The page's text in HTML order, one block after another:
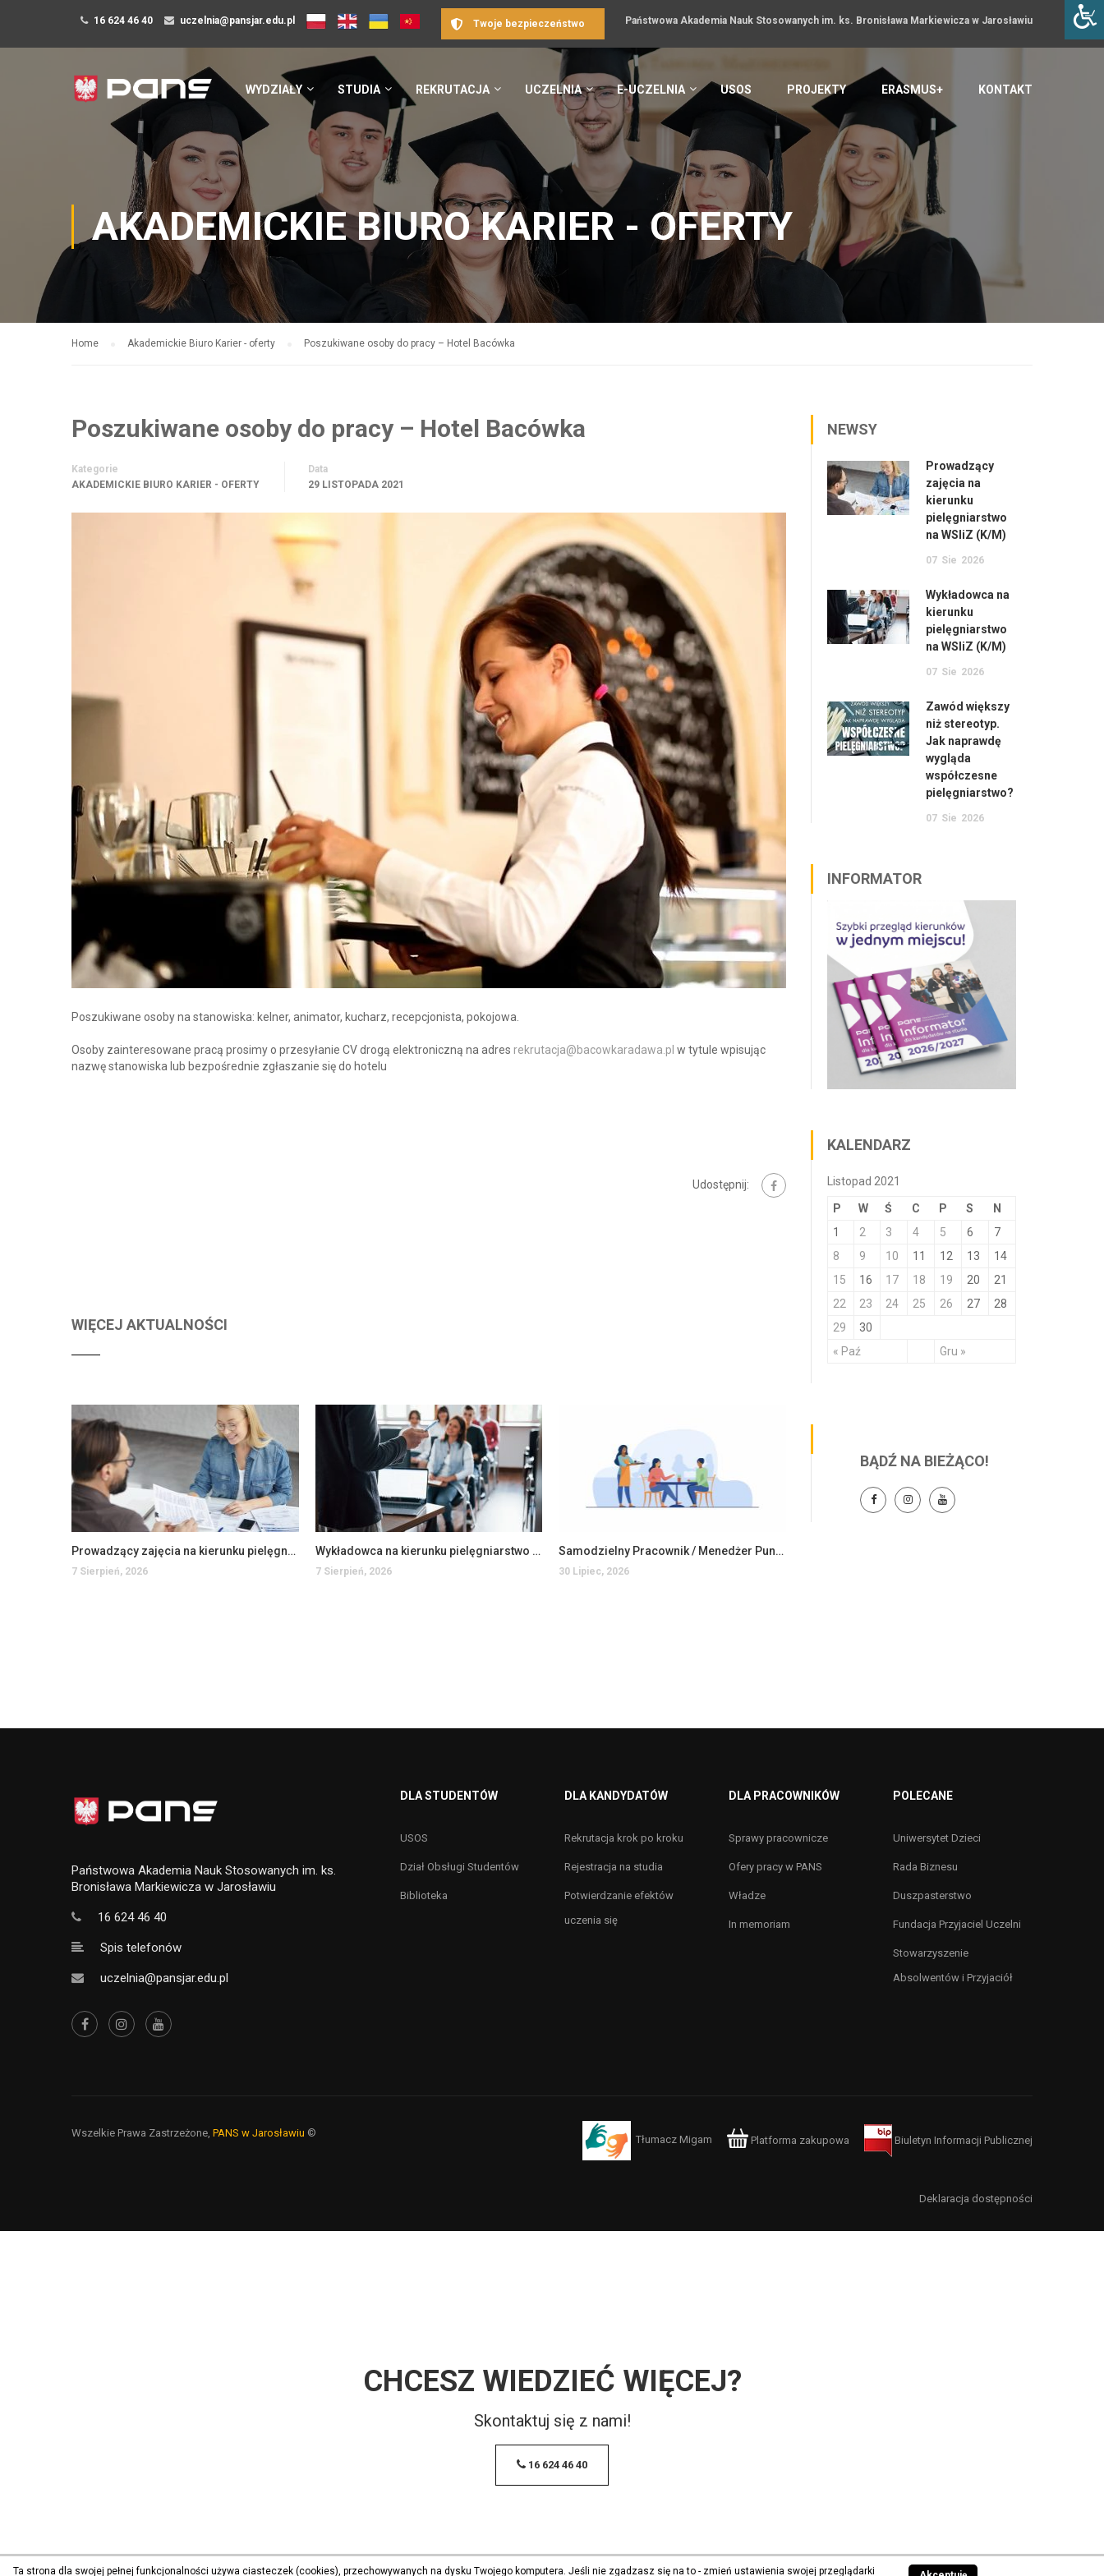
16 624 46 40 uczelnia@pansjar.edu.pl Państwowa Akademia Nauk Stosowanych im. ks. Bronisława Markiewicza w Jarosławiu
Twoje bezpieczeństwo
WYDZIAŁY STUDIA REKRUTACJA UCZELNIA E-UCZELNIA USOS PROJEKTY ERASMUS+ KONTAKT
AKADEMICKIE BIURO KARIER - OFERTY
Home Akademickie Biuro Karier - oferty Poszukiwane osoby do pracy – Hotel Bacówka
Poszukiwane osoby do pracy – Hotel Bacówka
Kategorie
AKADEMICKIE BIURO KARIER - OFERTY
Data
29 LISTOPADA 2021
Poszukiwane osoby na stanowiska: kelner, animator, kucharz, recepcjonista, pokojowa.
Osoby zainteresowane pracą prosimy o przesyłanie CV drogą elektroniczną na adres rekrutacja@bacowkaradawa.pl w tytule wpisując
nazwę stanowiska lub bezpośrednie zgłaszanie się do hotelu
Udostępnij:
WIĘCEJ AKTUALNOŚCI
Prowadzący zajęcia na kierunku pielęgniarstwo na WSIiZ (K/M)
7 Sierpień, 2026
Wykładowca na kierunku pielęgniarstwo na WSIiZ (K/M)
7 Sierpień, 2026
Samodzielny Pracownik / Menedżer Punktu Bistro Auchan Jarosław
30 Lipiec, 2026
NEWSY
Prowadzący
zajęcia na
kierunku
pielęgniarstwo
na WSIiZ (K/M)
07 Sie 2026
Wykładowca na
kierunku
pielęgniarstwo
na WSIiZ (K/M)
07 Sie 2026
Zawód większy
niż stereotyp.
Jak naprawdę
wygląda
współczesne
pielęgniarstwo?
07 Sie 2026
INFORMATOR
KALENDARZ
Listopad 2021
P W Ś C P S N
« Paź Gru »
1 2 3 4 5 6
7
8
9 10 11 12 13
14
15
16 17 18 19 20
21
22
23 24 25 26 27
28
29
30
BĄDŹ NA BIEŻĄCO!
Państwowa Akademia Nauk Stosowanych im. ks.
Bronisława Markiewicza w Jarosławiu
16 624 46 40
Spis telefonów
uczelnia@pansjar.edu.pl
DLA STUDENTÓW
USOS
Dział Obsługi Studentów
Biblioteka
DLA KANDYDATÓW
Rekrutacja krok po kroku
Rejestracja na studia
Potwierdzanie efektów
uczenia się
DLA PRACOWNIKÓW
Sprawy pracownicze
Ofery pracy w PANS
Władze
In memoriam
POLECANE
Uniwersytet Dzieci
Rada Biznesu
Duszpasterstwo
Fundacja Przyjaciel Uczelni
Stowarzyszenie
Absolwentów i Przyjaciół
Wszelkie Prawa Zastrzeżone, PANS w Jarosławiu ©
Tłumacz Migam Platforma zakupowa Biuletyn Informacji Publicznej
Deklaracja dostępności
CHCESZ WIEDZIEĆ WIĘCEJ?
Skontaktuj się z nami!
16 624 46 40
Ta strona dla swojej pełnej funkcjonalności używa ciasteczek (cookies), przechowywanych na dysku Twojego komputera. Jeśli nie zgadzasz się na to - zmień ustawienia swojej przeglądarki